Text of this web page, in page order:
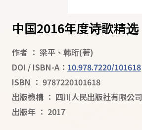
中国2016年度诗歌精选
作者 ： 梁平 、 韩珩(著)
DOI / ISBN-A： 10.978.7220/101618
ISBN ： 9787220101618
出版機構 ： 四川人民出版社有限公司
出版年 ： 2017